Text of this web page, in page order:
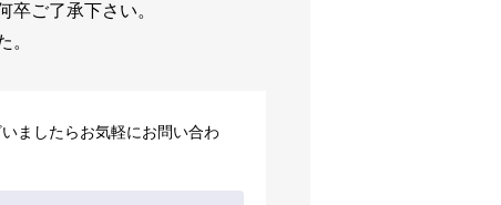
ご了承下さい。
。
ましたらお気軽にお問い合わ